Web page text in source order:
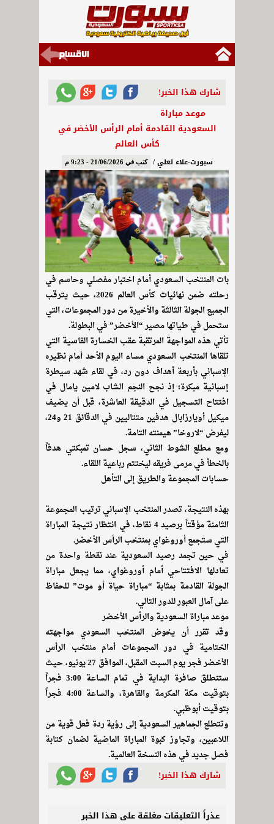
شارك هذا الخبر!
موعد مباراة
السعودية القادمة أمام الرأس الأخضر في
كأس العالم
سبورت-علاء لعلي / كتب في 21/06/2026 - 9:23 م
بات المنتخب السعودي أمام اختبار مفصلي وحاسم في
رحلته ضمن نهائيات كأس العالم 2026، حيث يترقب
الجميع الجولة الثالثة والأخيرة من دور المجموعات، التي
ستحمل في طياتها مصير “الأخضر” في البطولة.
تأتي هذه المواجهة المرتقبة عقب الخسارة القاسية التي
تلقاها المنتخب السعودي مساء اليوم الأحد أمام نظيره
الإسباني بأربعة أهداف دون رد، في لقاء شهد سيطرة
إسبانية مبكرة؛ إذ نجح النجم الشاب لامين يامال في
افتتاح التسجيل في الدقيقة العاشرة، قبل أن يضيف
ميكيل أويارزابال هدفين متتاليين في الدقائق 21 و24،
ليفرض “لاروخا” هيمنته التامة.
ومع مطلع الشوط الثاني، سجل حسان تمبكتي هدفاً
بالخطأ في مرمى فريقه ليختتم رباعية اللقاء.
حسابات المجموعة والطريق إلى التأهل
بهذه النتيجة، تصدر المنتخب الإسباني ترتيب المجموعة
الثامنة مؤقتاً برصيد 4 نقاط، في انتظار نتيجة المباراة
التي ستجمع أوروغواي بمنتخب الرأس الأخضر.
في حين تجمد رصيد السعودية عند نقطة واحدة من
تعادلها الافتتاحي أمام أوروغواي، مما يجعل مباراة
الجولة القادمة بمثابة “مباراة حياة أو موت” للحفاظ
على آمال العبور للدور التالي.
موعد مباراة السعودية والرأس الأخضر
وقد تقرر أن يخوض المنتخب السعودي مواجهته
الختامية في دور المجموعات أمام منتخب الرأس
الأخضر فجر يوم السبت المقبل، الموافق 27 يونيو، حيث
ستنطلق صافرة البداية في تمام الساعة 3:00 فجراً
بتوقيت مكة المكرمة والقاهرة، والساعة 4:00 فجراً
بتوقيت أبوظبي.
وتتطلع الجماهير السعودية إلى رؤية ردة فعل قوية من
اللاعبين، وتجاوز كبوة المباراة الماضية لضمان كتابة
فصل جديد في هذه النسخة العالمية.
شارك هذا الخبر!
عذراً التعليقات مغلقة على هذا الخبر